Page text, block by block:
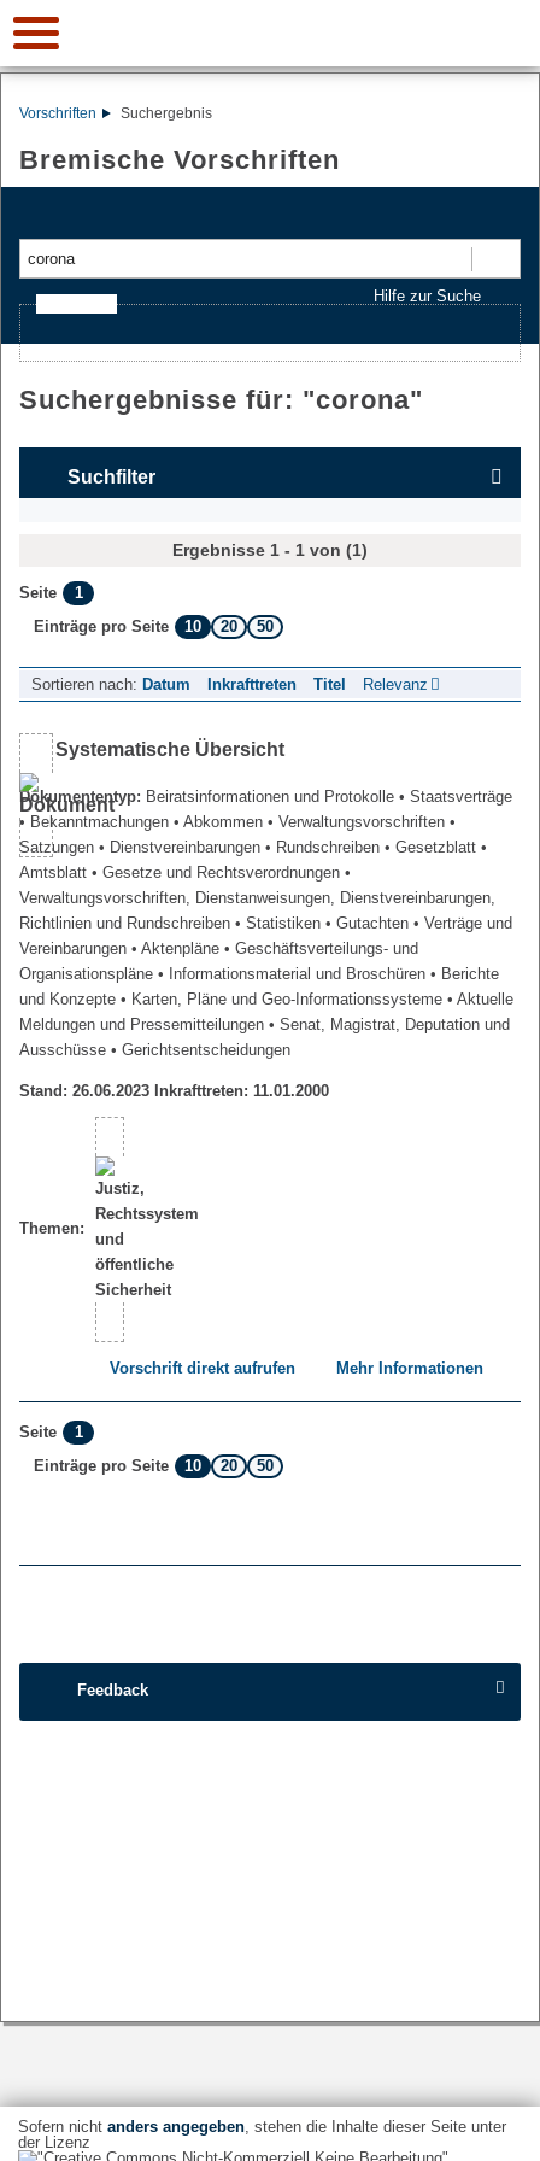
Vorschriften Suchergebnis
Bremische Vorschriften
Hilfe zur Suche
Suchergebnisse für: "corona"
Suchfilter
Ergebnisse 1 - 1 von (1)
Seite
1
Einträge pro Seite
10 20 50
Sortieren nach: Datum Inkrafttreten Titel Relevanz
Systematische Übersicht
Dokumententyp: Beiratsinformationen und Protokolle • Staatsverträge
• Bekanntmachungen • Abkommen • Verwaltungsvorschriften •
Satzungen • Dienstvereinbarungen • Rundschreiben • Gesetzblatt •
Amtsblatt • Gesetze und Rechtsverordnungen •
Verwaltungsvorschriften, Dienstanweisungen, Dienstvereinbarungen,
Richtlinien und Rundschreiben • Statistiken • Gutachten • Verträge und
Vereinbarungen • Aktenpläne • Geschäftsverteilungs- und
Organisationspläne • Informationsmaterial und Broschüren • Berichte
und Konzepte • Karten, Pläne und Geo-Informationssysteme • Aktuelle
Meldungen und Pressemitteilungen • Senat, Magistrat, Deputation und
Ausschüsse • Gerichtsentscheidungen
Stand: 26.06.2023 Inkrafttreten: 11.01.2000
Themen:
Vorschrift direkt aufrufen Mehr Informationen
Seite
1
Einträge pro Seite
10 20 50
Feedback
Sofern nicht anders angegeben, stehen die Inhalte dieser Seite unter
der Lizenz